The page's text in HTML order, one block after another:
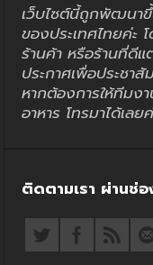
เว็บไซต์นี้ถูกพัฒนา
ของประเทศไทยค่ะ
ร้านค้า หรือร้านที่ดี
ประกาศเพื่อประชา
หากต้องการให้ทีมง
อาหาร โทรมาได้เล
ติดตามเรา ผ่านช่อ